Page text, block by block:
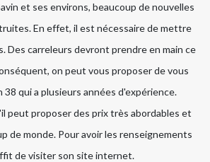
et ses environs, beaucoup de nouvelles
En effet, il est nécessaire de mettre
Des carreleurs devront prendre en main ce
on peut vous proposer de vous
38 qui a plusieurs années d'expérience.
peut proposer des prix très abordables et
de monde. Pour avoir les renseignements
de visiter son site internet.